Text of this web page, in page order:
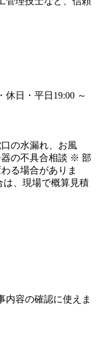
休日・平日19:00 ～
の水漏れ、お風
の不具合相談 ※ 部
る場合がありま
は、現場で概算見積
内容の確認に使えま